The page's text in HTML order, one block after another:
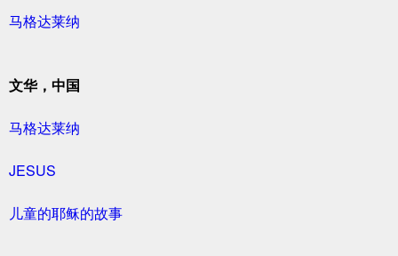
马格达莱纳
文华，中国
马格达莱纳
JESUS
儿童的耶稣的故事